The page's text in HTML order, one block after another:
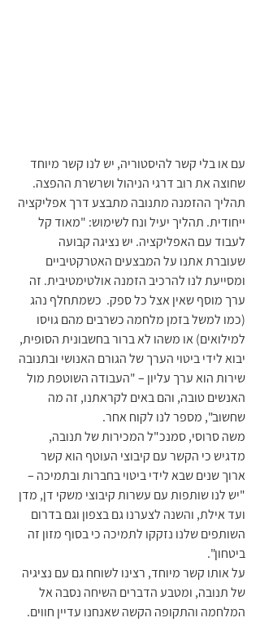
עם או בלי קשר להיסטוריה, יש לנו קשר מיוחד
שחוצה את רוב דרגי הניהול ושרשרת ההפצה.
תהליך ההזמנה מתנובה מתבצע דרך אפליקציה
ייחודית. תהליך יעיל ונח לשימוש: "מאוד קל
לעבוד עם האפליקציה. יש נציגה קבועה
שעוברת אתנו על המבצעים האטרקטיביים
ומסייעת לנו להרכיב הזמנה אולטימטיבית. זה
ערך מוסף שאין אצל כל ספק.  כשמתחלף נהג
(כמו למשל בזמן מלחמה כשרבים מהם גויסו
למילואים) או משהו לא ברור בחשבונית הסופית,
יבוא לידי ביטוי הערך של הגורם האנושי ובתנובה
שירות הוא ערך עליון – "העבודה השוטפת מול
האנשים טובה, והם באים לקראתנו, זה מה
שחשוב", מספר לנו לקוח אחר.
משה סרוסי, סמנכ"ל המכירות של תנובה,
מדגיש כי הקשר עם קיבוצי העוטף הוא קשר
ארוך שנים שבא לידי ביטוי בחברות ובתמיכה –
"יש לנו שותפות עם עשרות קיבוצי משקי דן, מדן
ועד אילת, והשנה לצערנו גם בצפון וגם בדרום
השותפים שלנו נזקקו לתמיכה כי בסוף מזון זה
ביטחון".
על אותו קשר מיוחד, רצינו לשוחח גם עם נציגיה
של תנובה, ומטבע הדברים השיחה נסבה אל
המלחמה והתקופה הקשה שאנחנו עדיין חווים.